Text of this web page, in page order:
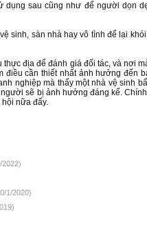
dụng sau cũng như để người dọn
sinh, sàn nhà hay vô tình để lại
địa để đánh giá đối tác, và nơi
cần thiết nhất ảnh hưởng đến
nghiệp mà thấy một nhà vệ sinh
sẽ bị ảnh hưởng đáng kể.
hội nữa đấy.
2022)
1/2020)